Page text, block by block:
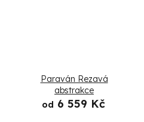
Paraván Rezavá
abstrakce
od 6 559 Kč